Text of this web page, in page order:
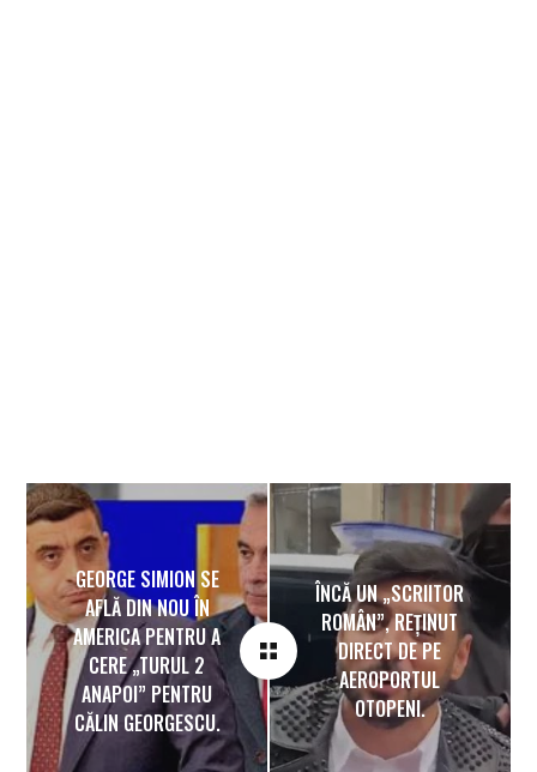
GEORGE SIMION SE
AFLĂ DIN NOU ÎN
AMERICA PENTRU A
CERE „TURUL 2
ANAPOI” PENTRU
CĂLIN GEORGESCU.
ÎNCĂ UN „SCRIITOR
ROMÂN”, REȚINUT
DIRECT DE PE
AEROPORTUL
OTOPENI.